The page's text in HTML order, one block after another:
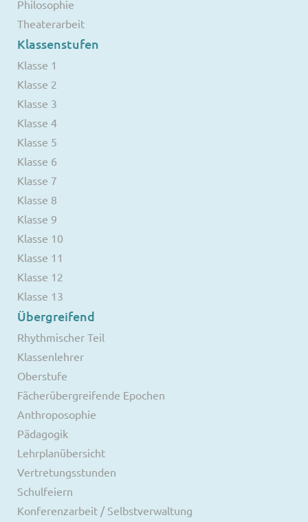
Philosophie
Theaterarbeit
Klassenstufen
Klasse 1
Klasse 2
Klasse 3
Klasse 4
Klasse 5
Klasse 6
Klasse 7
Klasse 8
Klasse 9
Klasse 10
Klasse 11
Klasse 12
Klasse 13
Übergreifend
Rhythmischer Teil
Klassenlehrer
Oberstufe
Fächerübergreifende Epochen
Anthroposophie
Pädagogik
Lehrplanübersicht
Vertretungsstunden
Schulfeiern
Konferenzarbeit / Selbstverwaltung